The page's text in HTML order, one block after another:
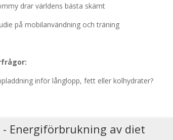
drar världens bästa skämt
på mobilanvändning och träning
inför långlopp, fett eller kolhydrater?
- Energiförbrukning av diet